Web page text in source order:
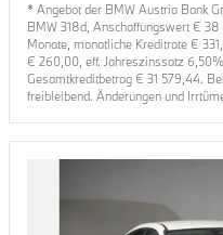
* Angebot der BMW Austria Bank
BMW 318d, Anschaffungswert € 38
Monate, monatliche Kreditrate €
€ 260,00, eff. Jahreszinssatz 6,50
Gesamtkreditbetrag € 31 579,44.
freibleibend. Änderungen und